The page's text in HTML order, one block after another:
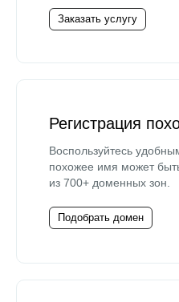
Заказать услугу
Регистрация
Воспользуйтесь
похожее имя может
из 700+ доменных зон.
Подобрать домен